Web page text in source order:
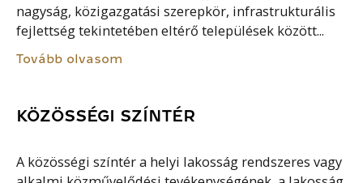
nagyság, közigazgatási szerepkör, infrastrukturális
fejlettség tekintetében eltérő települések között...
Tovább olvasom
KÖZÖSSÉGI SZÍNTÉR
A közösségi színtér a helyi lakosság rendszeres vagy